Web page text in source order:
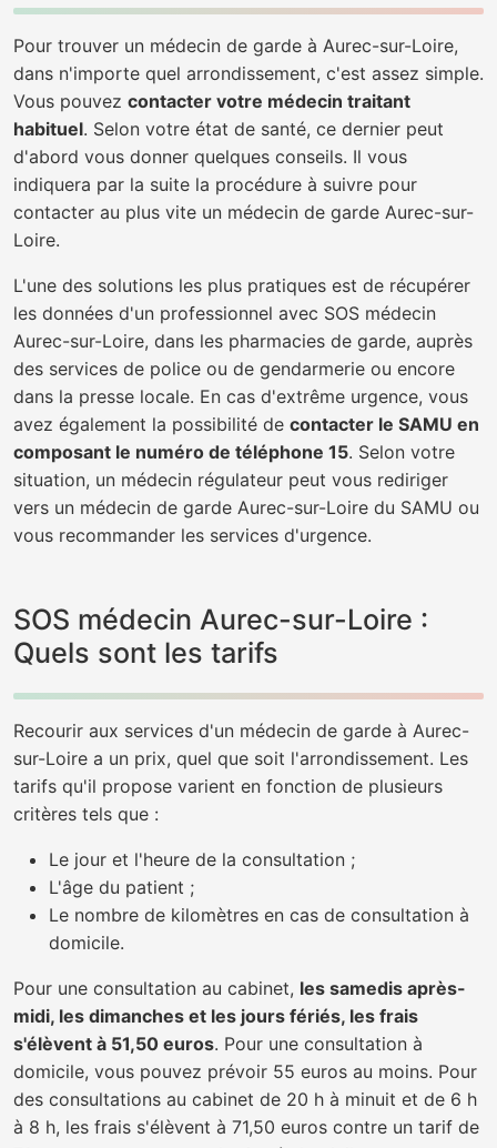
Pour trouver un médecin de garde à Aurec-sur-Loire,
dans n'importe quel arrondissement, c'est assez simple.
Vous pouvez contacter votre médecin traitant
habituel. Selon votre état de santé, ce dernier peut
d'abord vous donner quelques conseils. Il vous
indiquera par la suite la procédure à suivre pour
contacter au plus vite un médecin de garde Aurec-sur-
Loire.
L'une des solutions les plus pratiques est de récupérer
les données d'un professionnel avec SOS médecin
Aurec-sur-Loire, dans les pharmacies de garde, auprès
des services de police ou de gendarmerie ou encore
dans la presse locale. En cas d'extrême urgence, vous
avez également la possibilité de contacter le SAMU en
composant le numéro de téléphone 15. Selon votre
situation, un médecin régulateur peut vous rediriger
vers un médecin de garde Aurec-sur-Loire du SAMU ou
vous recommander les services d'urgence.
SOS médecin Aurec-sur-Loire :
Quels sont les tarifs
Recourir aux services d'un médecin de garde à Aurec-
sur-Loire a un prix, quel que soit l'arrondissement. Les
tarifs qu'il propose varient en fonction de plusieurs
critères tels que :
Le jour et l'heure de la consultation ;
L'âge du patient ;
Le nombre de kilomètres en cas de consultation à
domicile.
Pour une consultation au cabinet, les samedis après-
midi, les dimanches et les jours fériés, les frais
s'élèvent à 51,50 euros. Pour une consultation à
domicile, vous pouvez prévoir 55 euros au moins. Pour
des consultations au cabinet de 20 h à minuit et de 6 h
à 8 h, les frais s'élèvent à 71,50 euros contre un tarif de